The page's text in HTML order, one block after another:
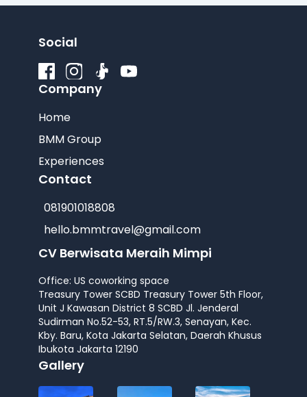
Social
Company
Home
BMM Group
Experiences
Contact
081901018808
hello.bmmtravel@gmail.com
CV Berwisata Meraih Mimpi
Office: US coworking space
Treasury Tower SCBD Treasury Tower 5th Floor,
Unit J Kawasan District 8 SCBD Jl. Jenderal
Sudirman No.52-53, RT.5/RW.3, Senayan, Kec.
Kby. Baru, Kota Jakarta Selatan, Daerah Khusus
Ibukota Jakarta 12190
Gallery